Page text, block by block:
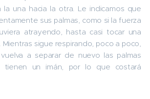
la una hacia la otra. Le indicamos que
sus palmas, como si la fuerza
atrayendo, hasta casi tocar una
Mientras sigue respirando, poco a poco,
a separar de nuevo las palmas
tienen un imán, por lo que costará